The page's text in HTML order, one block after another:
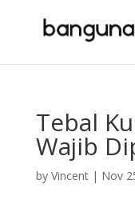
Tebal
Wajib
by Vincent| Nov